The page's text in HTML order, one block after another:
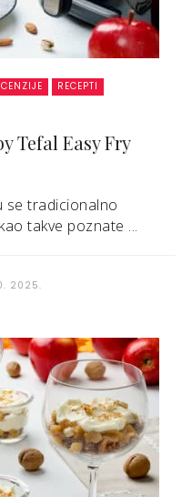
RECEPTI
Tefal Easy Fry
se tradicionalno
takve poznate ...
2025.